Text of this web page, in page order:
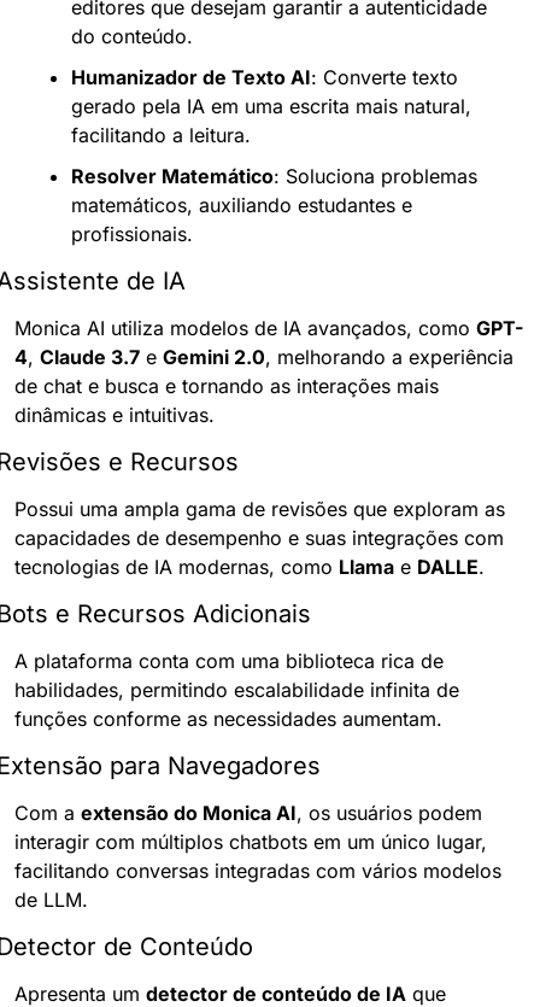
editores que desejam garantir a autenticidade
do conteúdo.
Humanizador de Texto AI: Converte texto
gerado pela IA em uma escrita mais natural,
facilitando a leitura.
Resolver Matemático: Soluciona problemas
matemáticos, auxiliando estudantes e
profissionais.
de IA
Monica AI utiliza modelos de IA avançados, como GPT-
4, Claude 3.7 e Gemini 2.0, melhorando a experiência
de chat e busca e tornando as interações mais
dinâmicas e intuitivas.
e Recursos
Possui uma ampla gama de revisões que exploram as
capacidades de desempenho e suas integrações com
tecnologias de IA modernas, como Llama e DALLE.
e Recursos Adicionais
A plataforma conta com uma biblioteca rica de
habilidades, permitindo escalabilidade infinita de
funções conforme as necessidades aumentam.
para Navegadores
Com a extensão do Monica AI, os usuários podem
interagir com múltiplos chatbots em um único lugar,
facilitando conversas integradas com vários modelos
de LLM.
de Conteúdo
Apresenta um detector de conteúdo de IA que